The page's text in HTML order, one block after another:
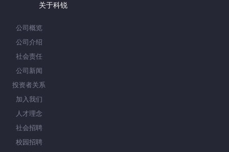
关于科锐
公司概览
公司介绍
社会责任
公司新闻
投资者关系
加入我们
人才理念
社会招聘
校园招聘